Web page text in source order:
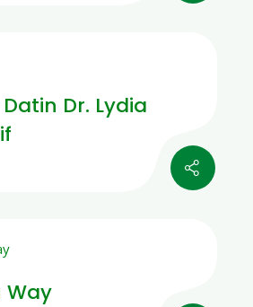
Dr. Lydia
Way